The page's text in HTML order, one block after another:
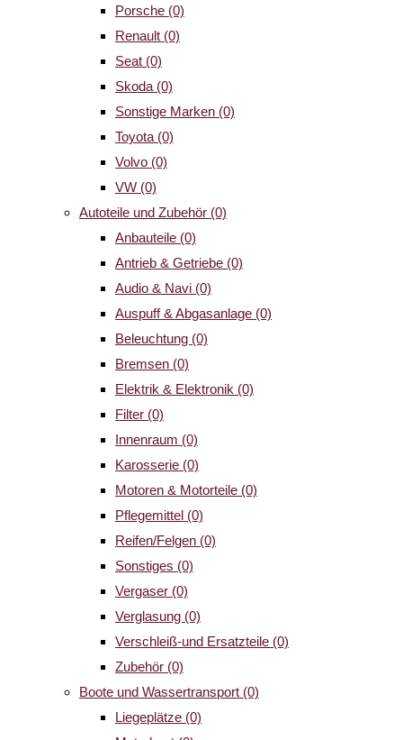
Porsche (0)
Renault (0)
Seat (0)
Skoda (0)
Sonstige Marken (0)
Toyota (0)
Volvo (0)
VW (0)
Autoteile und Zubehör (0)
Anbauteile (0)
Antrieb & Getriebe (0)
Audio & Navi (0)
Auspuff & Abgasanlage (0)
Beleuchtung (0)
Bremsen (0)
Elektrik & Elektronik (0)
Filter (0)
Innenraum (0)
Karosserie (0)
Motoren & Motorteile (0)
Pflegemittel (0)
Reifen/Felgen (0)
Sonstiges (0)
Vergaser (0)
Verglasung (0)
Verschleiß-und Ersatzteile (0)
Zubehör (0)
Boote und Wassertransport (0)
Liegeplätze (0)